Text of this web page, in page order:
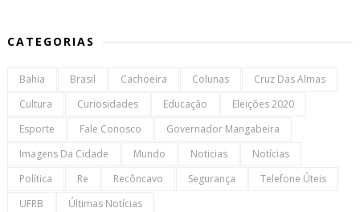
CATEGORIAS
Bahia Brasil Cachoeira Colunas
Cruz Das Almas
Cultura
Curiosidades Educação
Eleições 2020
Esporte
Fale Conosco
Governador Mangabeira
Imagens Da Cidade
Mundo Noticias
Notícias
Política
Re Recôncavo Segurança
Telefone Úteis
UFRB
Últimas Notícias